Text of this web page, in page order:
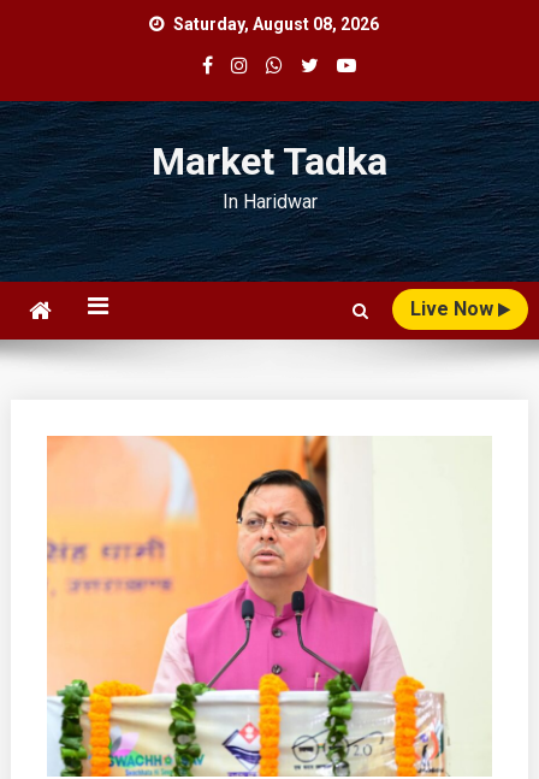
Saturday, August 08, 2026
Market Tadka
In Haridwar
Live Now